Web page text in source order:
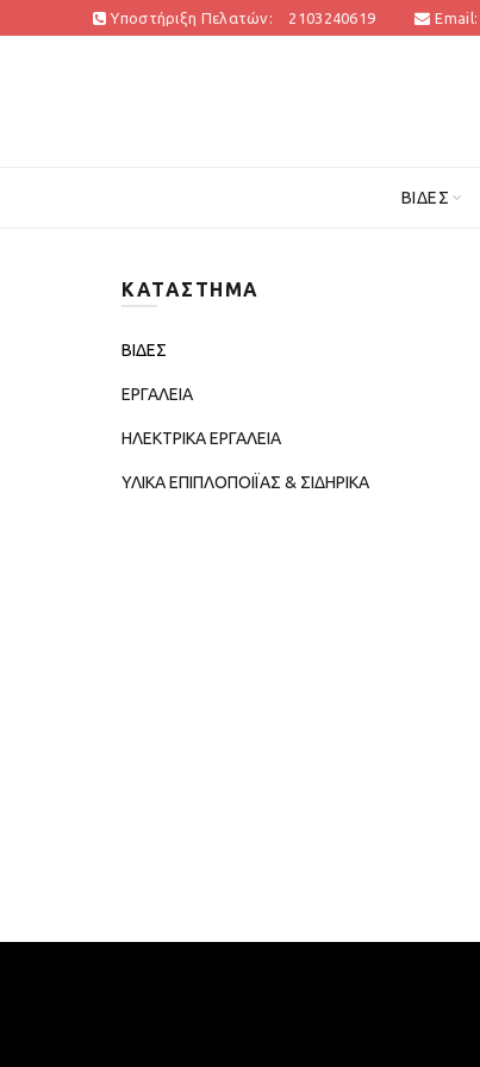
Υποστήριξη Πελατών: 2103240619 Email:
ΒΊΔΕΣ
ΚΑΤΆΣΤΗΜΑ
ΒΙΔΕΣ
ΕΡΓΑΛΕΙΑ
ΗΛΕΚΤΡΙΚΑ ΕΡΓΑΛΕΙΑ
ΥΛΙΚΑ ΕΠΙΠΛΟΠΟΙΪΑΣ & ΣΙΔΗΡΙΚΑ